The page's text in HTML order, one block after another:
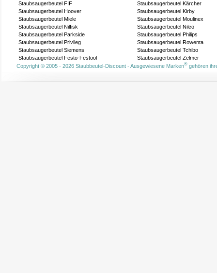
Staubsaugerbeutel FIF
Staubsaugerbeutel Kärcher
Staubsaugerbeutel Hoover
Staubsaugerbeutel Kirby
Staubsaugerbeutel Miele
Staubsaugerbeutel Moulinex
Staubsaugerbeutel Nilfisk
Staubsaugerbeutel Nilco
Staubsaugerbeutel Parkside
Staubsaugerbeutel Philips
Staubsaugerbeutel Privileg
Staubsaugerbeutel Rowenta
Staubsaugerbeutel Siemens
Staubsaugerbeutel Tchibo
Staubsaugerbeutel Festo-Festool
Staubsaugerbeutel Zelmer
Copyright © 2005 - 2026 Staubbeutel-Discount - Ausgewiesene Marken®gehören